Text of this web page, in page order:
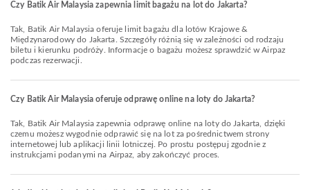
Czy Batik Air Malaysia zapewnia limit bagażu na lot do Jakarta?
Tak, Batik Air Malaysia oferuje limit bagażu dla lotów Krajowe &
Międzynarodowy do Jakarta. Szczegóły różnią się w zależności od rodzaju
biletu i kierunku podróży. Informacje o bagażu możesz sprawdzić w Airpaz
podczas rezerwacji.
Czy Batik Air Malaysia oferuje odprawę online na loty do Jakarta?
Tak, Batik Air Malaysia zapewnia odprawę online na loty do Jakarta, dzięki
czemu możesz wygodnie odprawić się na lot za pośrednictwem strony
internetowej lub aplikacji linii lotniczej. Po prostu postępuj zgodnie z
instrukcjami podanymi na Airpaz, aby zakończyć proces.